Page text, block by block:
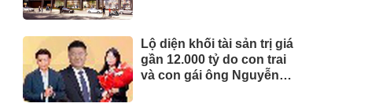
Lộ diện khối tài sản trị giá
gần 12.000 tỷ do con trai
và con gái ông Nguyễn